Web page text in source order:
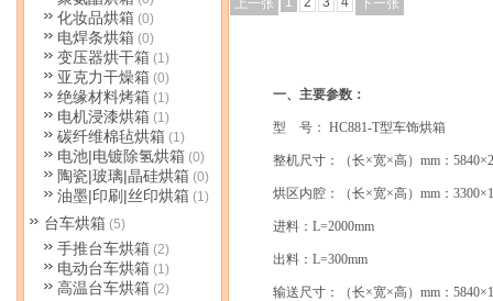
上一张 下一张
一、主要参数：
型 号： HC881-T型车饰烘箱
整机尺寸：（长×宽×高） mm ： 5840×
烘区内腔：（长×宽×高） mm ： 3300×
进料： L=2000mm
出料： L=300mm
输送尺寸：（长×宽×高） mm ： 5840×
化妆品烘箱 (0)
电焊条烘箱 (0)
变压器烘干箱 (1)
亚克力干燥箱 (0)
绝缘材料烤箱 (1)
电机浸漆烘箱 (1)
碳纤维棉毡烘箱 (1)
电池|电镀除氢烘箱 (0)
陶瓷|玻璃|晶硅烘箱 (0)
油墨|印刷|丝印烘箱 (1)
台车烘箱 (5)
手推台车烘箱 (2)
电动台车烘箱 (1)
高温台车烘箱 (2)